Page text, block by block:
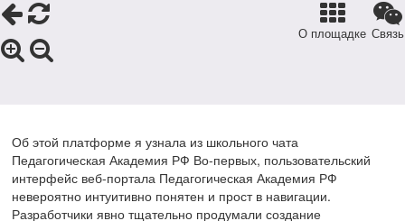
О площадке Связь
Об этой платформе я узнала из школьного чата
Педагогическая Академия РФ Во-первых, пользовательский
интерфейс веб-портала Педагогическая Академия РФ
невероятно интуитивно понятен и прост в навигации.
Разработчики явно тщательно продумали создание